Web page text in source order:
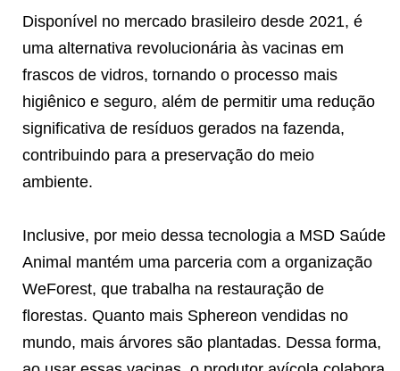
Disponível no mercado brasileiro desde 2021, é
uma alternativa revolucionária às vacinas em
frascos de vidros, tornando o processo mais
higiênico e seguro, além de permitir uma redução
significativa de resíduos gerados na fazenda,
contribuindo para a preservação do meio
ambiente.
Inclusive, por meio dessa tecnologia a MSD Saúde
Animal mantém uma parceria com a organização
WeForest, que trabalha na restauração de
florestas. Quanto mais Sphereon vendidas no
mundo, mais árvores são plantadas. Dessa forma,